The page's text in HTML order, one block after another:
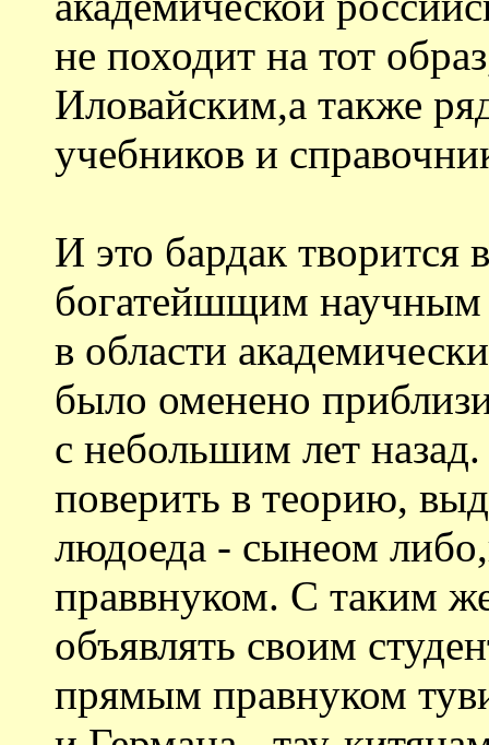
не походит на тот
Иловайским,а также
учебников и
И это бардак
богатейшщим
в области
было оменено
с небольшим лет
поверить в теорию,
людоеда - сынеом
праввнуком. С таким
объявлять своим
прямым правнуком